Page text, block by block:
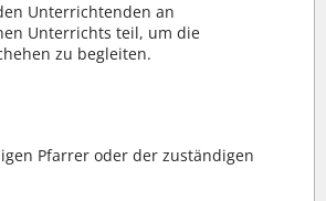
Unterrichtenden an
Unterrichts teil, um die
zu begleiten.
Pfarrer oder der zuständigen